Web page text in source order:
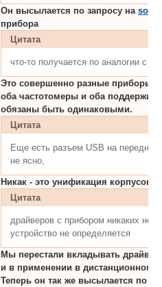
Он высылается по запросу на
прибора
Цитата
что-то получается по аналогии с
Это совершенно разные приборы,
оба частотомеры и оба
обязаны быть одинаковыми.
Цитата
Еще есть разъем USB на
не ясно,
Никак - это унификация
Цитата
драйверов с прибором никаких
устройство не определяется
Мы перестали вкладывать
и в применении в дистанционном
Теперь он так же высылается по